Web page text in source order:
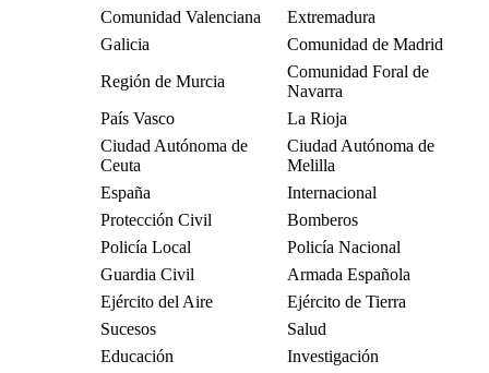
Comunidad Valenciana
Extremadura
Galicia
Comunidad de Madrid
Región de Murcia
Comunidad Foral de
Navarra
País Vasco
La Rioja
Ciudad Autónoma de
Ceuta
Ciudad Autónoma de
Melilla
España
Internacional
Protección Civil
Bomberos
Policía Local
Policía Nacional
Guardia Civil
Armada Española
Ejército del Aire
Ejército de Tierra
Sucesos
Salud
Educación
Investigación